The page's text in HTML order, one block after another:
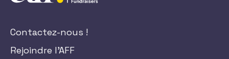
Contactez-nous !
Rejoindre l'AFF